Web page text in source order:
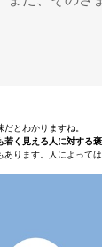
だとわかりますね。
若く見える人に対する
あります。人によって